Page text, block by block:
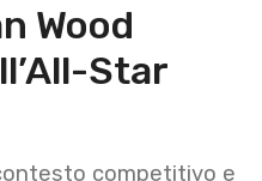
Wood
Star
competitivo e